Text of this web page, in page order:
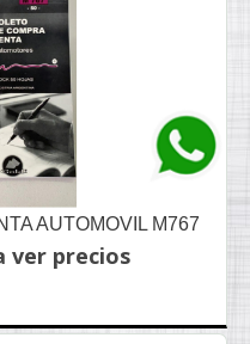
AUTOMOVIL M767
ver precios